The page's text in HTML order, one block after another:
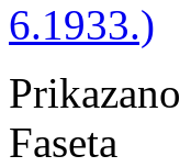
6.1933.)
Faseta